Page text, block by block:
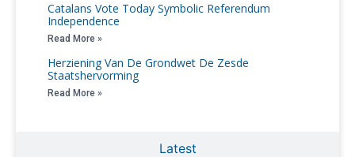
Latest
Catalans Vote Today Symbolic Referendum
Independence
Read More »
Herziening Van De Grondwet De Zesde
Staatshervorming
Read More »